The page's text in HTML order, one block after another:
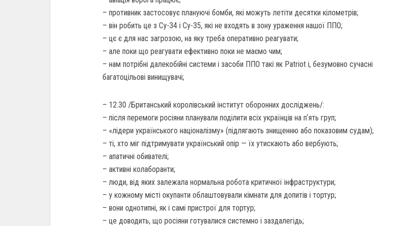
– противник застосовує плануючі бомби, які можуть летіти десятки кілометрів;
– він робить це з Су-34 і Су-35, які не входять в зону ураження нашої ППО;
– цє є для нас загрозою, на яку треба оперативно реагувати;
– але поки що реагувати ефективно поки не маємо чим;
– нам потрібні далекобійні системи і засоби ППО такі як Patriot і, безумовно сучасні
багатоцільові винищувачі;
– 12.30 /Британський королівський інститут оборонних досліджень/:
– після перемоги росіяни планували поділити всіх українців на пʼять груп;
– «лідери українського націоналізму» (підлягають знищенню або показовим судам);
– ті, хто міг підтримувати український опір — їх утискають або вербують;
– апатичні обивателі;
– активні колаборанти;
– люди, від яких залежала нормальна робота критичної інфраструктури;
– у кожному місті окупанти облаштовували кімнати для допитів і тортур;
– вони однотипні, як і самі пристрої для тортур;
– це доводить, що росіяни готувалися системно і заздалегідь;